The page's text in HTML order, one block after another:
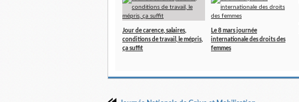
Jour de carence, salaires,
conditions de travail, le mépris,
ça suffit
Le 8 mars journée
internationale des droits des
femmes